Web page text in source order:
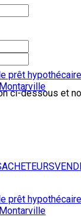
prêt hypothécaire
ACHETEURS
prêt hypothécaire
ci-dessous et